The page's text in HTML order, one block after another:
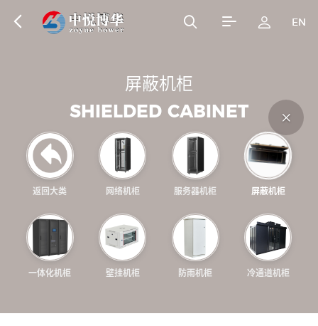
Flip the computer
desk
Monitoring console
Network Cabinet Multimedia podium
EN
屏蔽机柜
SH E LDE D CAB N ET
返回大类 网络机柜 服务器机柜 屏蔽机柜
一体化机柜 壁挂机柜 防雨机柜 冷通道机柜